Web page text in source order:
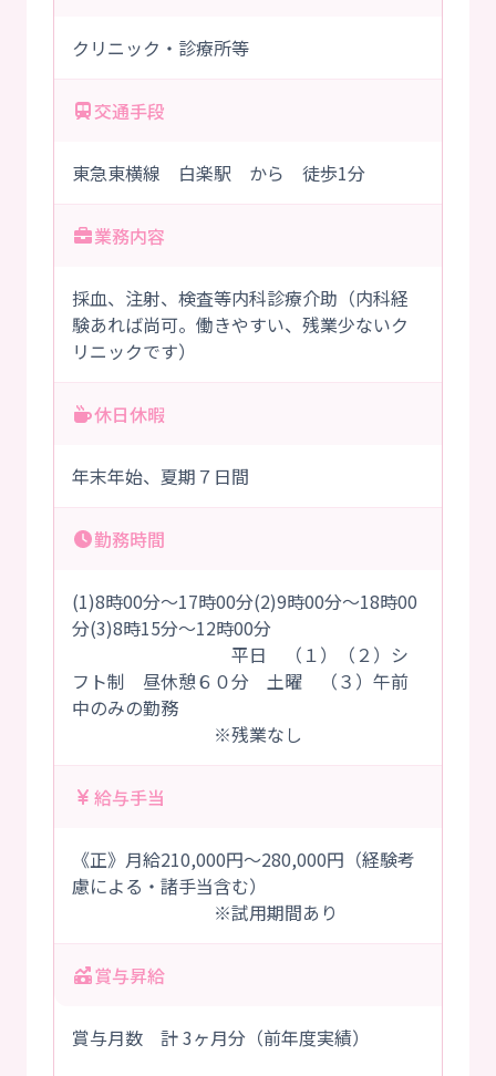
クリニック・診療所等
交通手段
東急東横線 白楽駅 から 徒歩1分
業務内容
採血、注射、検査等内科診療介助（内科経
験あれば尚可。働きやすい、残業少ないク
リニックです）
休日休暇
年末年始、夏期７日間
勤務時間
(1)8時00分～17時00分(2)9時00分～18時00
分(3)8時15分～12時00分
平日 （１）（２）シ
フト制 昼休憩６０分 土曜 （３）午前
中のみの勤務
※残業なし
給与手当
《正》月給210,000円～280,000円（経験考
慮による・諸手当含む）
※試用期間あり
賞与昇給
賞与月数 計 3ヶ月分（前年度実績）